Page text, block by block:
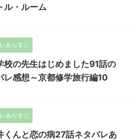
ル・ルーム
あらすじ
校の先生はじめました91話の
レ感想～京都修学旅行編10
あらすじ
くんと恋の病27話ネタバレあ